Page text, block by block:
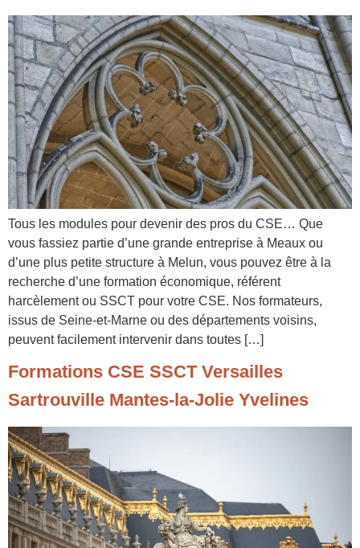
Tous les modules pour devenir des pros du CSE… Que
vous fassiez partie d’une grande entreprise à Meaux ou
d’une plus petite structure à Melun, vous pouvez être à la
recherche d’une formation économique, référent
harcèlement ou SSCT pour votre CSE. Nos formateurs,
issus de Seine-et-Marne ou des départements voisins,
peuvent facilement intervenir dans toutes […]
Formations CSE SSCT Versailles
Sartrouville Mantes-la-Jolie Yvelines